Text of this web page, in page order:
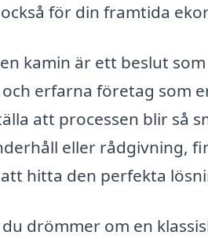
för din framtida
kamin är ett beslut
erfarna företag som
att processen blir så
eller rådgivning,
hitta den perfekta
drömmer om en